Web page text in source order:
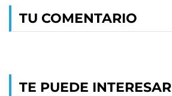
TU COMENTARIO
TE PUEDE INTERESAR